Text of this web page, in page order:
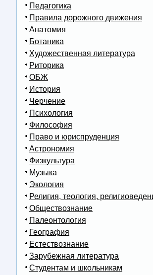
Педагогика
Правила дорожного движения
Анатомия
Ботаника
Художественная литература
Риторика
ОБЖ
История
Черчение
Психология
Философия
Право и юриспруденция
Астрономия
Физкультура
Музыка
Экология
Религия, теология,
Обществознание
Палеонтология
География
Естествознание
Зарубежная литература
Студентам и школьникам